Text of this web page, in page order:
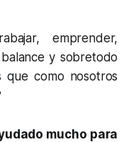
emprender,
y sobretodo
que como nosotros
mucho para